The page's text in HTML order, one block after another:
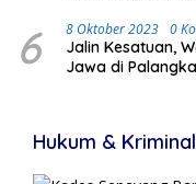
6 8 Oktober 2023 0
Jalin Kesatuan,
Jawa di
Hukum & Kriminal